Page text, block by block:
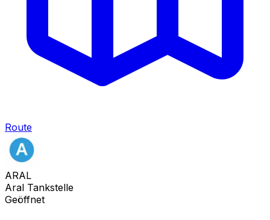
Route
ARAL
Aral Tankstelle
Geöffnet